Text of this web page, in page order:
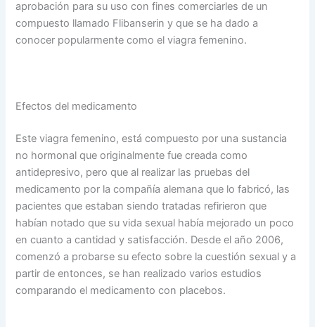
aprobación para su uso con fines comerciarles de un
compuesto llamado Flibanserin y que se ha dado a
conocer popularmente como el viagra femenino.
Efectos del medicamento
Este viagra femenino, está compuesto por una sustancia
no hormonal que originalmente fue creada como
antidepresivo, pero que al realizar las pruebas del
medicamento por la compañía alemana que lo fabricó, las
pacientes que estaban siendo tratadas refirieron que
habían notado que su vida sexual había mejorado un poco
en cuanto a cantidad y satisfacción. Desde el año 2006,
comenzó a probarse su efecto sobre la cuestión sexual y a
partir de entonces, se han realizado varios estudios
comparando el medicamento con placebos.